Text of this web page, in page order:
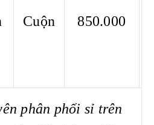
Cuộn 850.000
phân phối sỉ trên